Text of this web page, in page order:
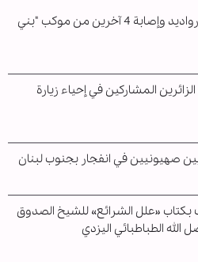
وفاة 4 رواديد وإصابة 4 آخرين من موكب "بني
الزائرين المشاركين في إحياء زيارة
صهيونيين في انفجار بجنوب لبنان
بكتاب «علل الشرائع» للشيخ الصدوق
الله الطباطبائي اليزدي